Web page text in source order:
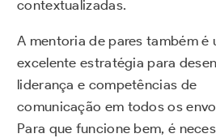
contextualizadas.
A mentoria de pares também é
excelente estratégia para
liderança e competências de
comunicação em todos os
Para que funcione bem, é